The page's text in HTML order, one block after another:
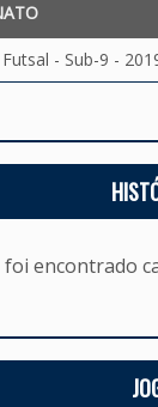
- Sub-9 -
foi encontrado